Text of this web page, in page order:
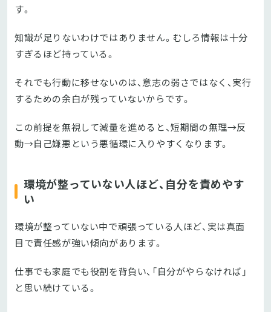
す。
知識が足りないわけではありません。むしろ情報は十分
すぎるほど持っている。
それでも行動に移せないのは、意志の弱さではなく、実行
するための余白が残っていないからです。
この前提を無視して減量を進めると、短期間の無理→反
動→自己嫌悪という悪循環に入りやすくなります。
環境が整っていない人ほど、自分を責めやす
い
環境が整っていない中で頑張っている人ほど、実は真面
目で責任感が強い傾向があります。
仕事でも家庭でも役割を背負い、「自分がやらなければ」
と思い続けている。